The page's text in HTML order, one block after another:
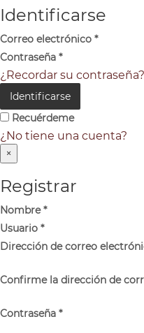
Identificarse
Correo electrónico *
Contraseña *
¿Recordar su contraseña?
Identificarse
Recuérdeme
¿No tiene una cuenta?
×
Registrar
Nombre*
Usuario *
Dirección de correo
Confirme la dirección de
Contraseña *